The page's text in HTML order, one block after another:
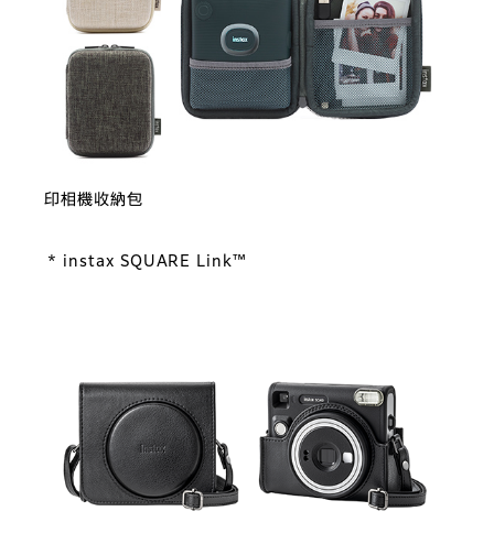
印相機收納包
* instax SQUARE Link™